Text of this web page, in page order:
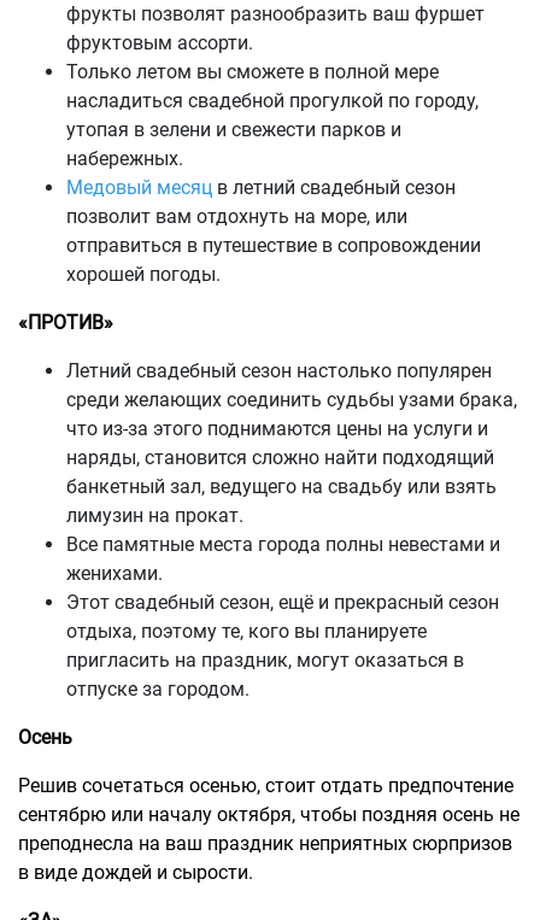
фрукты позволят разнообразить ваш фуршет
фруктовым ассорти.
Только летом вы сможете в полной мере
насладиться свадебной прогулкой по городу,
утопая в зелени и свежести парков и
набережных.
Медовый месяц в летний свадебный сезон
позволит вам отдохнуть на море, или
отправиться в путешествие в сопровождении
хорошей погоды.
«ПРОТИВ»
Летний свадебный сезон настолько популярен
среди желающих соединить судьбы узами брака,
что из-за этого поднимаются цены на услуги и
наряды, становится сложно найти подходящий
банкетный зал, ведущего на свадьбу или взять
лимузин на прокат.
Все памятные места города полны невестами и
женихами.
Этот свадебный сезон, ещё и прекрасный сезон
отдыха, поэтому те, кого вы планируете
пригласить на праздник, могут оказаться в
отпуске за городом.
Осень
Решив сочетаться осенью, стоит отдать предпочтение
сентябрю или началу октября, чтобы поздняя осень не
преподнесла на ваш праздник неприятных сюрпризов
в виде дождей и сырости.